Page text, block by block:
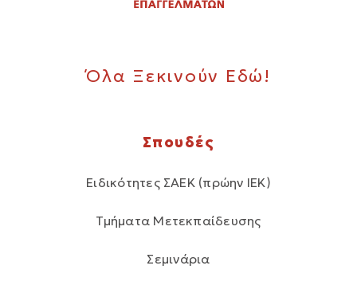
Όλα Ξεκινούν Εδώ!
Σπουδές
Ειδικότητες ΣΑΕΚ (πρώην ΙΕΚ)
Τμήματα Μετεκπαίδευσης
Σεμινάρια